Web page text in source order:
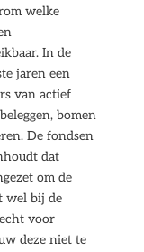
welke
In de
jaren een
van actief
bomen
De fondsen
dat
om de
wel bij de
voor
deze niet te